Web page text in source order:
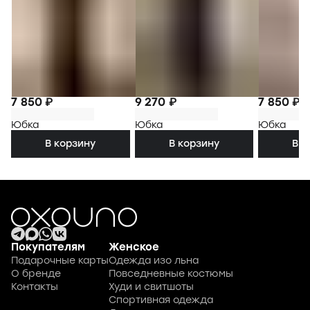
7 850 ₽
Юбка
В корзину
9 270 ₽
Юбка
В корзину
7 850 ₽
Юбка
В
Покупателям
Подарочные карты
О бренде
Контакты
Женское
Одежда изо льна
Повседневные костюмы
Худи и свитшоты
Спортивная одежда